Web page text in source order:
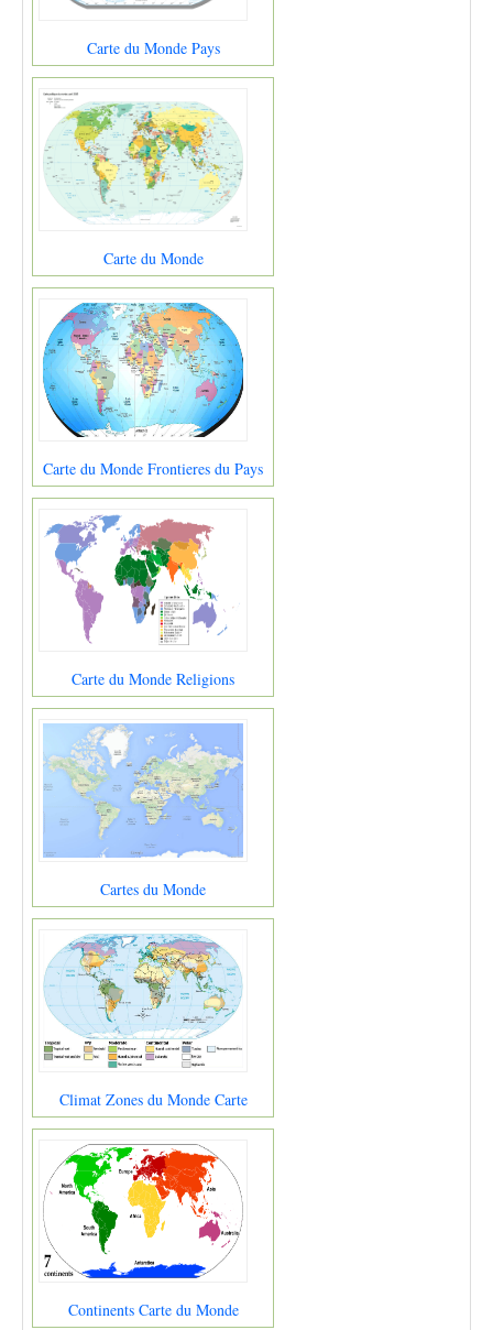
Carte du Monde Pays
Carte du Monde
Carte du Monde Frontieres du Pays
Carte du Monde Religions
Cartes du Monde
Climat Zones du Monde Carte
Continents Carte du Monde